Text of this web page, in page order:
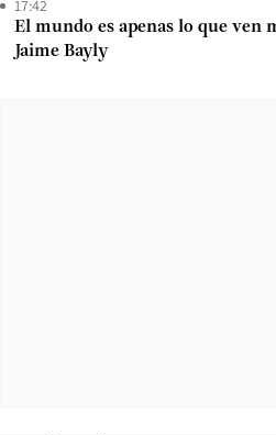
17:42
El mundo es apenas lo que ven
Jaime Bayly